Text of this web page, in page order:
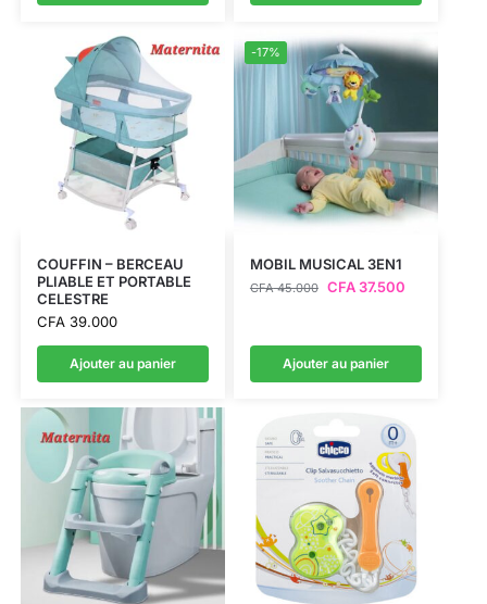
COUFFIN – BERCEAU
PLIABLE ET PORTABLE
CELESTRE
CFA39.000
Ajouter au panier
-17%
MOBIL MUSICAL 3EN1
CFA45.000 CFA37.500
Ajouter au panier